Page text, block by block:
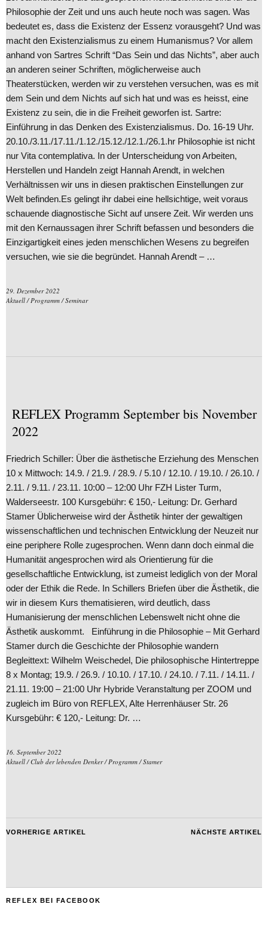
Philosophie der Zeit und uns auch heute noch was sagen. Was
bedeutet es, dass die Existenz der Essenz vorausgeht? Und was
macht den Existenzialismus zu einem Humanismus? Vor allem
anhand von Sartres Schrift “Das Sein und das Nichts”, aber auch
an anderen seiner Schriften, möglicherweise auch
Theaterstücken, werden wir zu verstehen versuchen, was es mit
dem Sein und dem Nichts auf sich hat und was es heisst, eine
Existenz zu sein, die in die Freiheit geworfen ist. Sartre:
Einführung in das Denken des Existenzialismus. Do. 16-19 Uhr.
20.10./3.11./17.11./1.12./15.12./12.1./26.1.hr Philosophie ist nicht
nur Vita contemplativa. In der Unterscheidung von Arbeiten,
Herstellen und Handeln zeigt Hannah Arendt, in welchen
Verhältnissen wir uns in diesen praktischen Einstellungen zur
Welt befinden.Es gelingt ihr dabei eine hellsichtige, weit voraus
schauende diagnostische Sicht auf unsere Zeit. Wir werden uns
mit den Kernaussagen ihrer Schrift befassen und besonders die
Einzigartigkeit eines jeden menschlichen Wesens zu begreifen
versuchen, wie sie die begründet. Hannah Arendt – …
29. Dezember 2022
Aktuell / Programm /Seminar
REFLEX Programm September bis November
2022
Friedrich Schiller: Über die ästhetische Erziehung des Menschen
10 x Mittwoch: 14.9. / 21.9. / 28.9. / 5.10 / 12.10. / 19.10. / 26.10. /
2.11. / 9.11. / 23.11. 10:00 – 12:00 Uhr FZH Lister Turm,
Walderseestr. 100 Kursgebühr: € 150,- Leitung: Dr. Gerhard
Stamer Üblicherweise wird der Ästhetik hinter der gewaltigen
wissenschaftlichen und technischen Entwicklung der Neuzeit nur
eine periphere Rolle zugesprochen. Wenn dann doch einmal die
Humanität angesprochen wird als Orientierung für die
gesellschaftliche Entwicklung, ist zumeist lediglich von der Moral
oder der Ethik die Rede. In Schillers Briefen über die Ästhetik, die
wir in diesem Kurs thematisieren, wird deutlich, dass
Humanisierung der menschlichen Lebenswelt nicht ohne die
Ästhetik auskommt. Einführung in die Philosophie – Mit Gerhard
Stamer durch die Geschichte der Philosophie wandern
Begleittext: Wilhelm Weischedel, Die philosophische Hintertreppe
8 x Montag; 19.9. / 26.9. / 10.10. / 17.10. / 24.10. / 7.11. / 14.11. /
21.11. 19:00 – 21:00 Uhr Hybride Veranstaltung per ZOOM und
zugleich im Büro von REFLEX, Alte Herrenhäuser Str. 26
Kursgebühr: € 120,- Leitung: Dr. …
16. September 2022
Aktuell /Club der lebenden Denker/ Programm /Stamer
VORHERIGE ARTIKEL NÄCHSTE ARTIKEL
REFLEX BEI FACEBOOK